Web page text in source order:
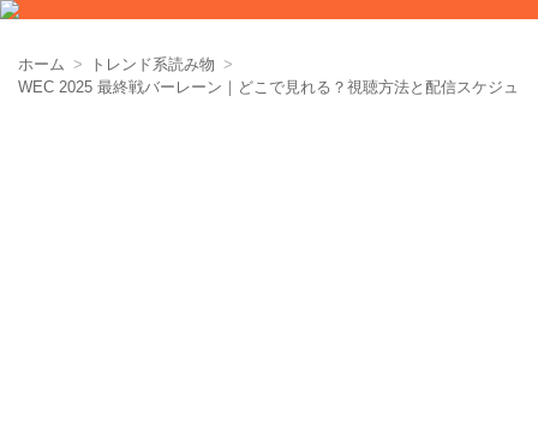
ホーム
トレンド系読み物
WEC 2025 最終戦バーレーン｜どこで見れる？視聴方法と配信スケジュー